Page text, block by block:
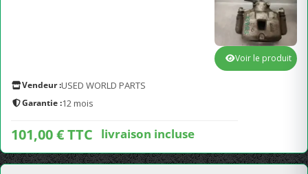
Vendeur :USED WORLD PARTS
Garantie :12 mois
101,00 € TTC livraison incluse
Voir le produit